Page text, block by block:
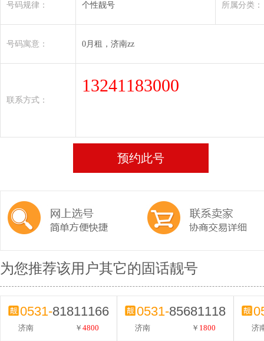
号码规律： 个性靓号 所属分类：
号码寓意： 0月租，济南zz
联系方式：
13241183000
预约此号
为您推荐该用户其它的固话靓号
0531-81811166
济南 ￥4800
0531-85681118
济南 ￥ 1800 济